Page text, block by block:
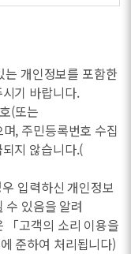
개인정보를 포함한
기 바랍니다.
(또는
, 주민등록번호 수집
지 않습니다.(
입력하신 개인정보
있음을 알려
「고객의 소리 이용을
준하여 처리됩니다)